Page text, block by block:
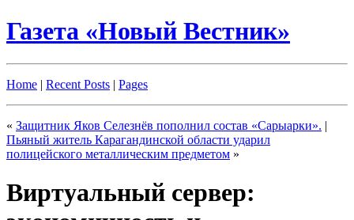
Газета «Новый Вестник»
Home | Recent Posts | Pages
« Защитник Яков Селезнёв пополнил состав «Сарыарки». |
Пьяный житель Карагандинской области ударил
полицейского металлическим предметом »
Виртуальный сервер: